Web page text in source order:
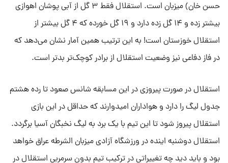
حسن خان) میزبان است. استقلال فقط ۳ گل از آبی پوشان اهوازی
بیشتر زده و ۱۴ گل زده دارد و ۱۹ گل خورده که ۴ گل بیشتر از
استقلال خوزستان است! به این ترتیب همین آمار نشان می‌دهد که
در فاز دفاعی نیز وضعیت استقلال از برادر کوچک‌تر بدتر است.
استقلال در صورت پیروزی در این مسابقه شانس صعود تا رده هشتم
جدول لیگ را دارد و هواداران امیدوارند که حداقل در این بازی
استقلال پیروز شود تا این تیم با یک برد به لیگ نخبگان آسیا برگردد.
استقلال دوشنبه اینده در ورزشگاه آزادی میزبان الشرطه عراق خواهد
بود و باید دید چه تغییراتی در ترکیب تیم بدون سرمربی استقلال در